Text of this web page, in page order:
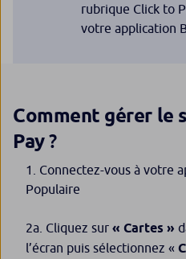
rubrique Click to
votre application
Comment gérer le
Pay?
Connectez-vous à votre
Populaire
2a. Cliquez sur « Cartes »
l’écran puis sélectionnez «